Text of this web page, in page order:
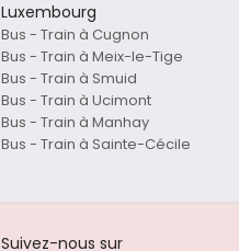
Luxembourg
Bus - Train à Cugnon
Bus - Train à Meix-le-Tige
Bus - Train à Smuid
Bus - Train à Ucimont
Bus - Train à Manhay
Bus - Train à Sainte-Cécile
Suivez-nous sur